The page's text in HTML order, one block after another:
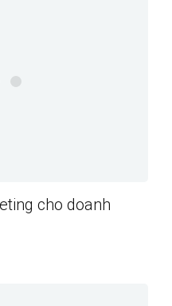
cho doanh